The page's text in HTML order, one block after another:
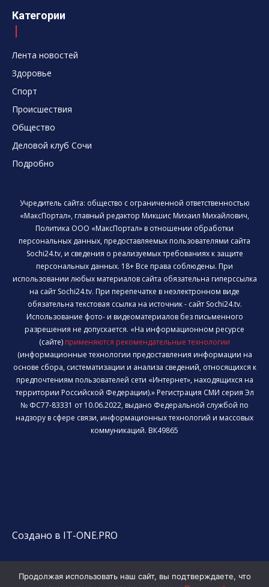
Категории
Лента новостей
Здоровье
Спорт
Происшествия
Общество
Деловой клуб Сочи
Подробно
Учредитель сайта: общество с ограниченной ответственностью
«МаксПортал», главный редактор Микшис Михаил Михайлович,
Политика ООО «МаксПортал» в отношении обработки
персональных данных, предоставляемых пользователями сайта
Sochi24.tv, и сведения о реализуемых требованиях к защите
персональных данных. 18+ Все права соблюдены. При
использовании любых материалов сайта обязательна гиперссылка
на сайт Sochi24.tv. При перепечатке в неэлектронном виде
обязательна текстовая ссылка на источник - сайт Sochi24.tv.
Использование фото- и видеоматериалов без письменного
разрешения не допускается. «На информационном ресурсе
(сайте) применяются рекомендательные технологии
(информационные технологии предоставления информации на
основе сбора, систематизации и анализа сведений, относящихся к
предпочтениям пользователей сети «Интернет», находящихся на
территории Российской Федерации).» Регистрация СМИ серия Эл
№ ФС77-83331 от 10.06.2022, выдано Федеральной службой по
надзору в сфере связи, информационных технологий и массовых
коммуникаций. ВК49865
Создано в IT-ONE.PRO
Продолжая использовать наш сайт, вы подтверждаете, что